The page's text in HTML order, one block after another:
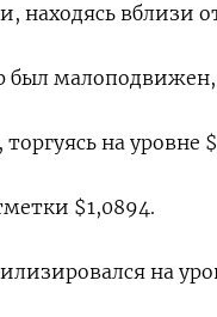
находясь вблизи
был
на уровне
$1,0894​.
на